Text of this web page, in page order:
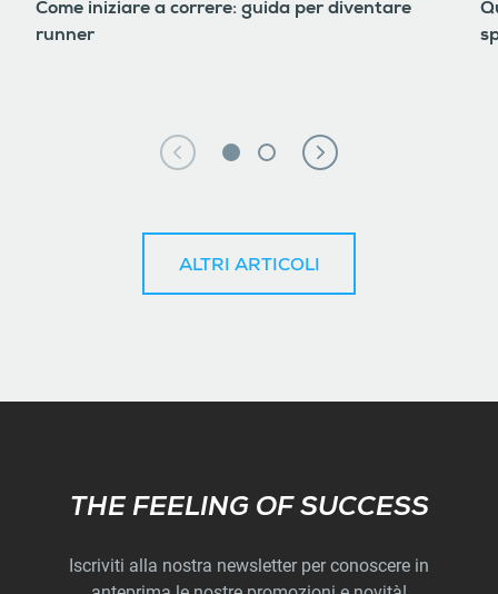
Come iniziare a correre: guida per diventare
runner
ALTRI ARTICOLI
Subscribe
THE FEELING OF SUCCESS
Iscriviti alla nostra newsletter per conoscere in